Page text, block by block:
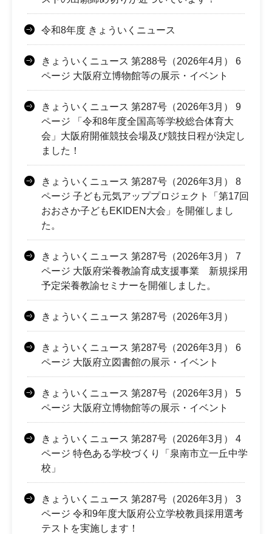
令和8年度 きょういくニュース
きょういくニュース 第288号（2026年4月） 6
ページ 大阪府立博物館等の展示・イベント
きょういくニュース 第287号（2026年3月） 9
ページ 「令和8年度全国高等学校総合体育大
会」大阪府開催競技会場及び競技日程が決定し
ました！
きょういくニュース 第287号（2026年3月） 8
ページ 子ども元気アッププロジェクト「第17回
おおさか子どもEKIDEN大会」を開催しまし
た。
きょういくニュース 第287号（2026年3月） 7
ページ 大阪府栄養教諭育成支援事業 新規採用
予定栄養教諭セミナーを開催しました。
きょういくニュース 第287号（2026年3月）
きょういくニュース 第287号（2026年3月） 6
ページ 大阪府立図書館の展示・イベント
きょういくニュース 第287号（2026年3月） 5
ページ 大阪府立博物館等の展示・イベント
きょういくニュース 第287号（2026年3月） 4
ページ 特色ある学校づくり「泉南市立一丘中学
校」
きょういくニュース 第287号（2026年3月） 3
ページ 令和9年度大阪府公立学校教員採用選考
テストを実施します！